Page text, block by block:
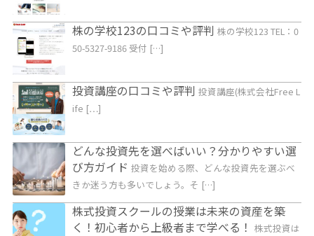
株の学校123の口コミや評判 株の学校123 TEL：0
50-5327-9186 受付 […]
投資講座の口コミや評判 投資講座(株式会社Free L
ife […]
どんな投資先を選べばいい？分かりやすい選
び方ガイド 投資を始める際、どんな投資先を選ぶべ
きか迷う方も多いでしょう。そ […]
株式投資スクールの授業は未来の資産を築
く！初心者から上級者まで学べる！ 株式投資は